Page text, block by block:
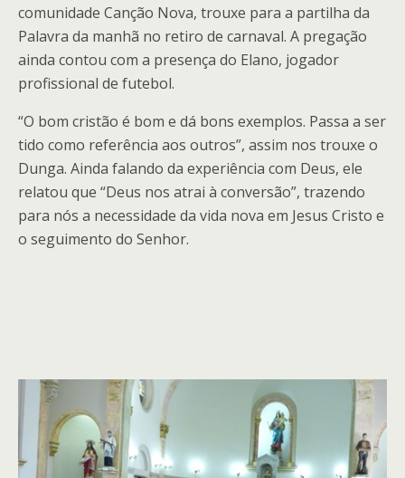
comunidade Canção Nova, trouxe para a partilha da
Palavra da manhã no retiro de carnaval. A pregação
ainda contou com a presença do Elano, jogador
profissional de futebol.
“O bom cristão é bom e dá bons exemplos. Passa a ser
tido como referência aos outros”, assim nos trouxe o
Dunga. Ainda falando da experiência com Deus, ele
relatou que “Deus nos atrai à conversão”, trazendo
para nós a necessidade da vida nova em Jesus Cristo e
o seguimento do Senhor.